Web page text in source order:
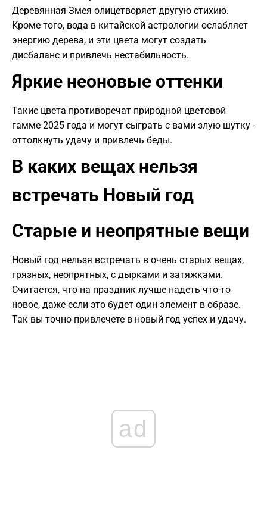
Деревянная Змея олицетворяет другую стихию.
Кроме того, вода в китайской астрологии ослабляет
энергию дерева, и эти цвета могут создать
дисбаланс и привлечь нестабильность.
Яркие неоновые оттенки
Такие цвета противоречат природной цветовой
гамме 2025 года и могут сыграть с вами злую шутку -
оттолкнуть удачу и привлечь беды.
В каких вещах нельзя
встречать Новый год
Старые и неопрятные вещи
Новый год нельзя встречать в очень старых вещах,
грязных, неопрятных, с дырками и затяжками.
Считается, что на праздник лучше надеть что-то
новое, даже если это будет один элемент в образе.
Так вы точно привлечете в новый год успех и удачу.
ad